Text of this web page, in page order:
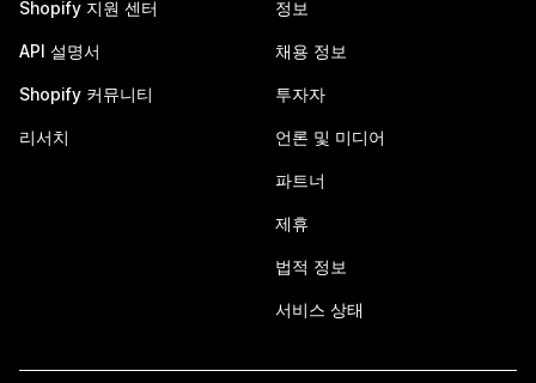
Shopify 지원 센터
API 설명서
Shopify 커뮤니티
리서치
정보
채용 정보
투자자
언론 및 미디어
파트너
제휴
법적 정보
서비스 상태